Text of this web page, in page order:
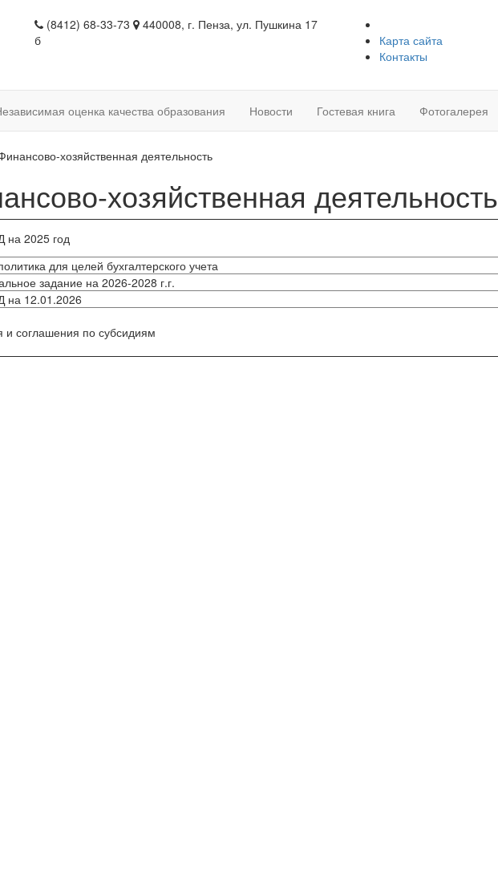
(8412) 68-33-73
440008, г. Пенза, ул. Пушкина 17
б
Карта сайта
Контакты
оценка качества образования Новости Гостевая книга Фотогалерея
хозяйственная деятельность
хозяйственная деятельность
на 2025 год
для целей бухгалтерского учета
задание на 2026-2028 г.г.
на 12.01.2026
и соглашения по субсидиям